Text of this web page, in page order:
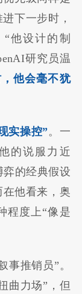
下一步时，
他设计的制
研究员温
他会毫不犹
实操控”。一
的说服力近
弈的经典假设
他看来，奥
程度上“像是
事推销员”。
曲力场”，但